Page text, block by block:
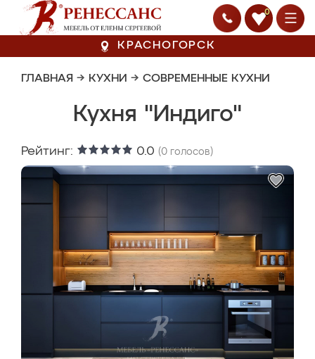
0
КРАСНОГОРСК
ГЛАВНАЯ → КУХНИ → СОВРЕМЕННЫЕ КУХНИ
Кухня "Индиго"
Рейтинг: 0.0 (0 голосов)